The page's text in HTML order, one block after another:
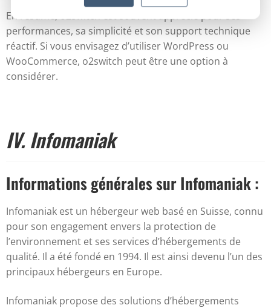
En résumé, o2switch est souvent apprécié pour ses
performances, sa simplicité et son support technique
réactif. Si vous envisagez d’utiliser WordPress ou
WooCommerce, o2switch peut être une option à
considérer.
IV. Infomaniak
Informations générales sur Infomaniak :
Infomaniak est un hébergeur web basé en Suisse, connu
pour son engagement envers la protection de
l’environnement et ses services d’hébergements de
qualité. Il a été fondé en 1994. Il est ainsi devenu l’un des
principaux hébergeurs en Europe.
Infomaniak propose des solutions d’hébergements